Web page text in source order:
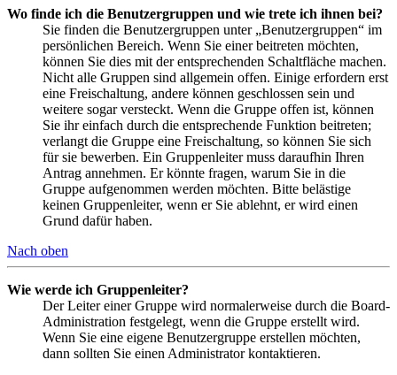
Wo finde ich die Benutzergruppen und wie trete ich ihnen bei?
Sie finden die Benutzergruppen unter „Benutzergruppen“ im
persönlichen Bereich. Wenn Sie einer beitreten möchten,
können Sie dies mit der entsprechenden Schaltfläche machen.
Nicht alle Gruppen sind allgemein offen. Einige erfordern erst
eine Freischaltung, andere können geschlossen sein und
weitere sogar versteckt. Wenn die Gruppe offen ist, können
Sie ihr einfach durch die entsprechende Funktion beitreten;
verlangt die Gruppe eine Freischaltung, so können Sie sich
für sie bewerben. Ein Gruppenleiter muss daraufhin Ihren
Antrag annehmen. Er könnte fragen, warum Sie in die
Gruppe aufgenommen werden möchten. Bitte belästige
keinen Gruppenleiter, wenn er Sie ablehnt, er wird einen
Grund dafür haben.
Nach oben
Wie werde ich Gruppenleiter?
Der Leiter einer Gruppe wird normalerweise durch die Board-
Administration festgelegt, wenn die Gruppe erstellt wird.
Wenn Sie eine eigene Benutzergruppe erstellen möchten,
dann sollten Sie einen Administrator kontaktieren.